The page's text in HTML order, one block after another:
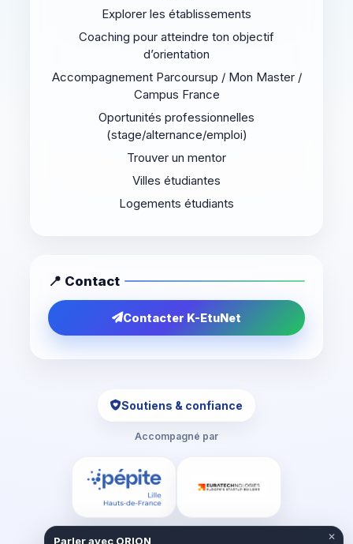
Explorer les établissements
Coaching pour atteindre ton objectif
d’orientation
Accompagnement Parcoursup / Mon Master /
Campus France
Oportunités professionnelles
(stage/alternance/emploi)
Trouver un mentor
Villes étudiantes
Logements étudiants
📍 Contact
Contacter K-EtuNet
Soutiens & confiance
Accompagné par
✕
Parler avec ORION